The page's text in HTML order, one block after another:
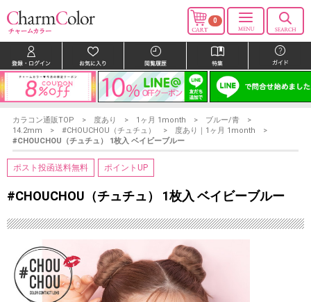
0
カラコン通販TOP 度あり 1ヶ月 1month
ブルー/青
14.2mm
#CHOUCHOU（チュチュ）
度あり｜1ヶ月 1month
#CHOUCHOU（チュチュ） 1枚入 ベイビーブルー
ポスト投函送料無料 ポイントUP
#CHOUCHOU（チュチュ） 1枚入 ベイビーブルー